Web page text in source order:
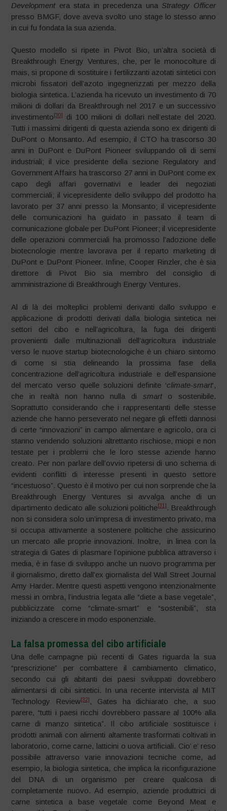
Developmentera stata in precedenza una Strategy Officer
presso BMGF, dove aveva svolto uno stage lo stesso anno
in cui fu fondata la sua azienda.
Questo modello si ripete in Pivot Bio, un’altra società di
Breakthrough Energy Ventures, che, per le monocolture di
mais, si propone di sostituire i fertilizzanti azotati sintetici con
microbi fissatori dell’azoto ingegnerizzati per mezzo della
biologia sintetica. L’azienda ha ricevuto un investimento di 70
milioni di dollari da Breakthrough nel 2017 e un successivo
investimento [30]
di 100 milioni di dollari nell’estate del 2020.
Tutti i massimi dirigenti di questa azienda sono ex dirigenti di
DuPont o Monsanto. Ad esempio, il CTO ha trascorso 30
anni in DuPont e DuPont Pioneer sviluppando oli di semi
industriali; il vice presidente della sezione Regulatory and
Government Affairs ha trascorso 27 anni in DuPont come ex
capo degli affari governativi e leader dei negoziati
commerciali; il vicepresidente dello sviluppo del prodotto ha
lavorato per 37 anni presso la Monsanto; il vicepresidente
delle comunicazioni ha guidato in passato il team di
comunicazione globale per DuPont Pioneer; il vicepresidente
delle operazioni commerciali ha promosso l’adozione delle
biotecnologie mentre lavorava per il reparto marketing di
DuPont e DuPont Pioneer. Infine, Cooper Rinzler, che è sia
direttore di Pivot Bio sia membro del consiglio di
amministrazione di Breakthrough Energy Ventures.
Al di là dei molteplici problemi derivanti dallo sviluppo e
applicazione di prodotti derivati dalla biologia sintetica nei
settori del cibo e nell’agricoltura, la fuga dei dirigenti
provenienti dalle multinazionali dell’agricoltura industriale
verso le nuove startup biotecnologiche è un chiaro sintomo
di come si stia delineando la prossima fase della
concentrazione dell’agricoltura industriale e dell’espansione
del mercato verso quelle soluzioni definite ‘climate-smart‘,
che in realtà non hanno nulla di smarto sostenibile.
Soprattutto considerando che i rappresentanti delle stesse
aziende che hanno perseverato nel negare gli effetti dannosi
di certe “innovazioni” in campo alimentare e agricolo, ora ci
stanno vendendo soluzioni altrettanto rischiose, miopi e non
testate per i problemi che le loro stesse aziende hanno
creato. Per non parlare dell’ovvio ripetersi di uno schema di
evidenti conflitti di interesse presenti in questo settore
“incestuoso”. Questo è il motivo per cui non sorprende che la
Breakthrough Energy Ventures si avvalga anche di un
dipartimento dedicato alle soluzioni politiche [31] . Breakthrough
non si considera solo un’impresa di investimento privato, ma
si occupa attivamente a sostenere politiche che assicurino
un mercato alle proprie innovazioni. Inoltre, in linea con la
strategia di Gates di plasmare l’opinione pubblica attraverso i
media, è in fase di sviluppo anche un nuovo programma per
il giornalismo, diretto dall’ex giornalista del Wall Street Journal
Amy Harder. Mentre questi aspetti vengono intenzionalmente
messi in ombra, l’industria legata alle “diete a base vegetale”,
pubblicizzate come “climate-smart” e “sostenibili”, sta
iniziando a crescere in modo esponenziale.
La falsa promessa del cibo artificiale
Una delle campagne più recenti di Gates riguarda la sua
“prescrizione” per combattere il cambiamento climatico,
secondo cui gli abitanti dei paesi sviluppati dovrebbero
alimentarsi di cibi sintetici. In una recente intervista al MIT
Technology Review[32] , Gates ha dichiarato che, a suo
parere, “tutti i paesi ricchi dovrebbero passare al 100% alla
carne di manzo sintetica”. Il cibo artificiale sostituisce i
prodotti animali con alimenti altamente trasformati coltivati ​​in
laboratorio, come carne, latticini o uova artificiali. Cio’ e’ reso
possibile attraverso varie innovazioni tecniche come, ad
esempio, la biologia sintetica, che implica la riconfigurazione
del DNA di un organismo per creare qualcosa di
completamente nuovo. Ad esempio, aziende produttrici di
carne sintetica a base vegetale come Beyond Meat e